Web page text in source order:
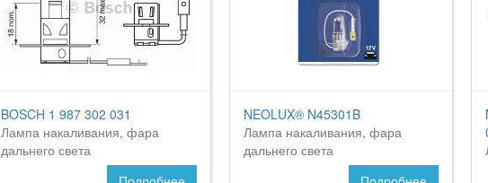
BOSCH 1 987 302 031
Лампа накаливания, фара
дальнего света
NEOLUX® N45301B
Лампа накаливания, фара
дальнего света